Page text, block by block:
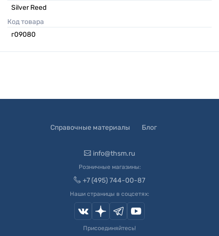
Silver Reed
Код товара
г09080
Справочные материалы Блог
info@thsm.ru
Розничные магазины:
+7 (495) 744-00-87
Наши страницы в соцсетях:
Присоединяйтесь!